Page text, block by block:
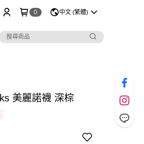
0 中文 (繁體)
美麗諾襪 深棕